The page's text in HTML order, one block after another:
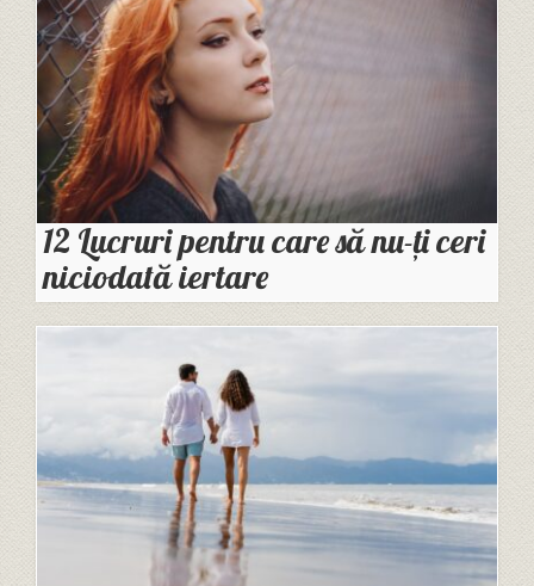
12 Lucruri pentru care să nu-ți ceri
niciodată iertare